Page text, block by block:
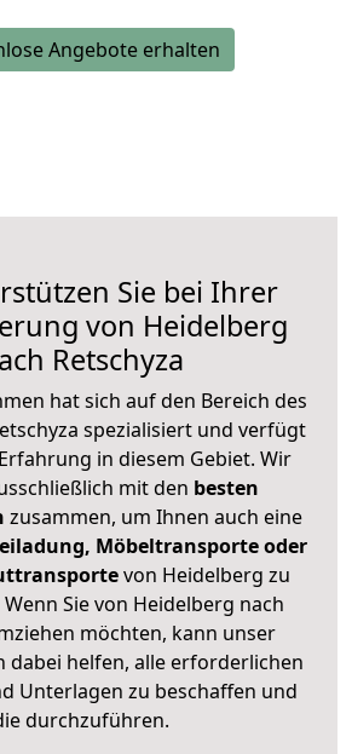
Angebote erhalten
Sie bei Ihrer
von Heidelberg
Retschyza
hat sich auf den Bereich des
spezialisiert und verfügt
in diesem Gebiet. Wir
mit den besten
zusammen, um Ihnen auch eine
Möbeltransporte oder
von Heidelberg zu
Sie von Heidelberg nach
möchten, kann unser
dabei helfen, alle erforderlichen
Unterlagen zu beschaffen und
durchzuführen.